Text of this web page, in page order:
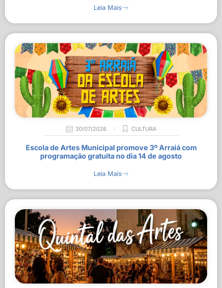
Leia Mais
30/07/2026 CULTURA
Escola de Artes Municipal promove 3º Arraiá com
programação gratuita no dia 14 de agosto
Leia Mais